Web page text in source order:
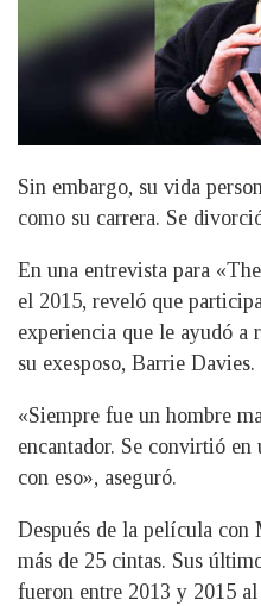
Sin embargo, su vida
como su carrera. Se
En una entrevista para
el 2015, reveló que
experiencia que le ayudó a
su exesposo, Barrie Davies.
«Siempre fue un hombre
encantador. Se convirtió
con eso», aseguró.
Después de la película
más de 25 cintas. Sus
fueron entre 2013 y 2015